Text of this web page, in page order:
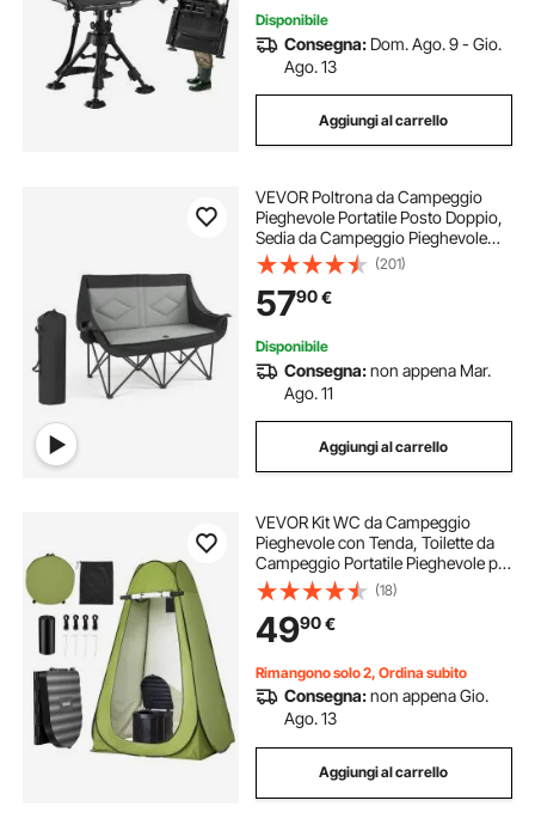
Disponibile
Consegna: Dom. Ago. 9 - Gio.
Ago. 13
Aggiungi al carrello
VEVOR Poltrona da Campeggio
Pieghevole Portatile Posto Doppio,
Sedia da Campeggio Pieghevole
per 2 Persone da Pesca Picnic
Spiaggia Escursionismo, Carico
max. 300 kg con Portabicchieri
(201)
5790€
Disponibile
Consegna:non appena Mar.
Ago. 11
Aggiungi al carrello
VEVOR Kit WC da Campeggio
Pieghevole con Tenda, Toilette da
Campeggio Portatile Pieghevole per
Campeggio Viaggio Escursionismo
Carico max. 150 kg, Borsa da
Trasporto Sacchi per Spazzatura
(18)
4990€
Rimangono solo 2, Ordina subito
Consegna:non appena Gio.
Ago. 13
Aggiungi al carrello